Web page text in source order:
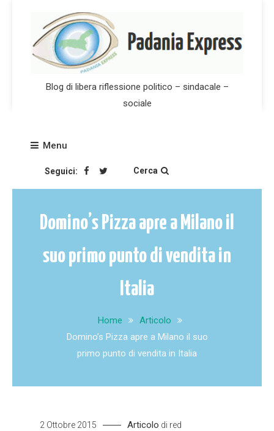
Blog di libera riflessione politico – sindacale –
sociale
Menu
Seguici: Cerca
Domino’s Pizza apre a Milano il
suo primo punto di vendita in
Italia
Home
Articolo
Domino’s Pizza apre a Milano il suo
primo punto di vendita in Italia
2 Ottobre 2015 Articolo di red